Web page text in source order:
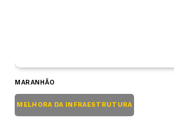
MARANHÃO
MELHORA DA INFRAESTRUTURA